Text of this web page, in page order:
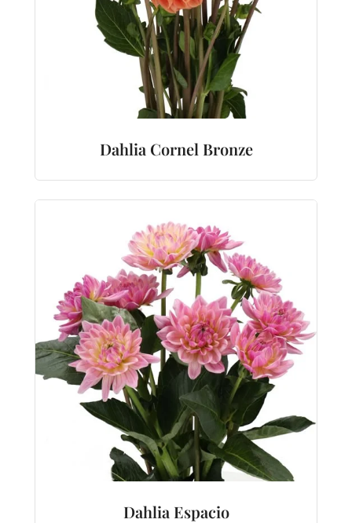
Dahlia Cornel Bronze
Dahlia Espacio